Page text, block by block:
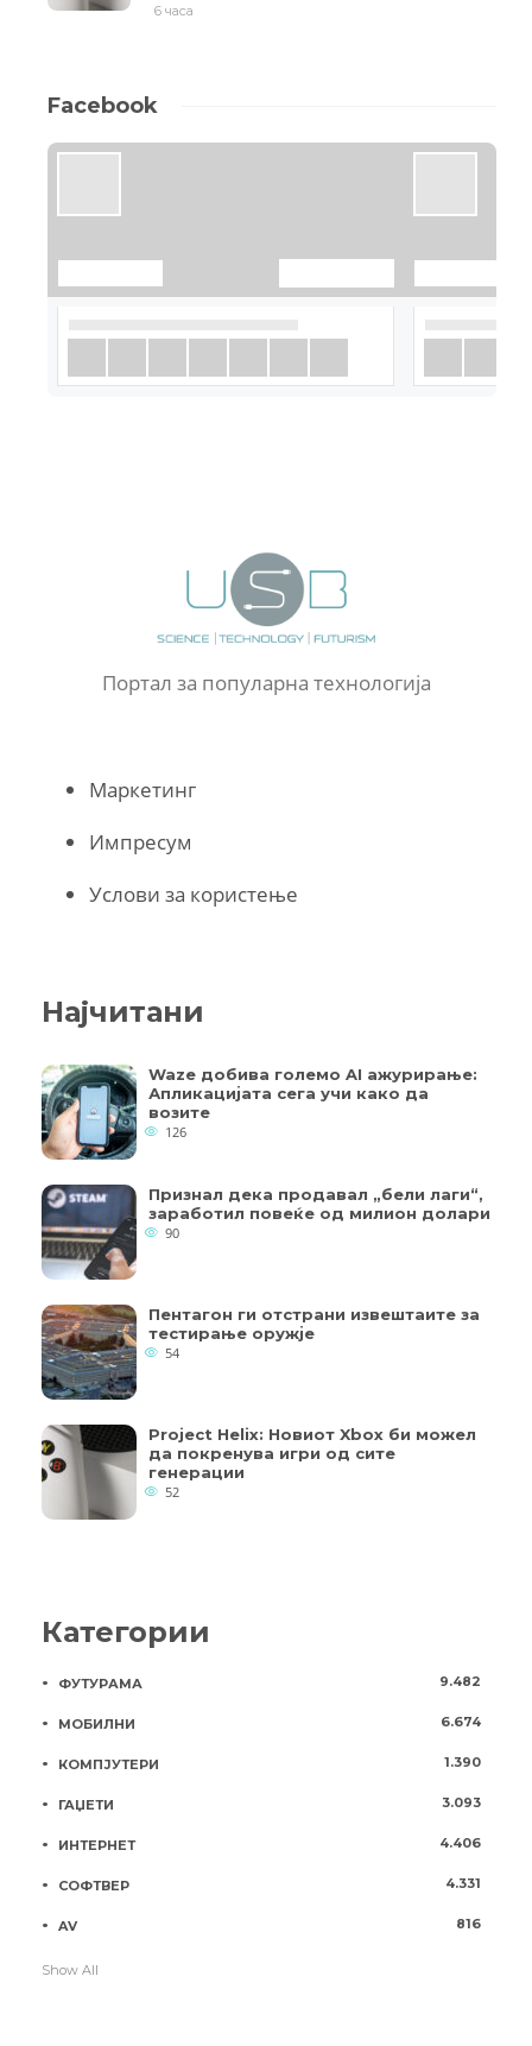
6 часа
Facebook
Портал за популарна технологија
Маркетинг
Импресум
Услови за користење
Најчитани
Waze добива големо AI ажурирање:
Апликацијата сега учи како да
возите
126
Признал дека продавал „бели лаги“,
заработил повеќе од милион долари
90
Пентагон ги отстрани извештаите за
тестирање оружје
54
Project Helix: Новиот Xbox би можел
да покренува игри од сите
генерации
52
Категории
ФУТУРАМА 9.482
МОБИЛНИ 6.674
КОМПЈУТЕРИ 1.390
ГАЏЕТИ 3.093
ИНТЕРНЕТ 4.406
СОФТВЕР 4.331
AV 816
Show All